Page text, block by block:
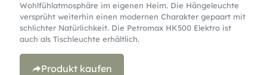
Wohlfühlatmosphäre im eigenen Heim. Die Hängeleuchte
versprüht weiterhin einen modernen Charakter gepaart mit
schlichter Natürlichkeit. Die Petromax HK500 Elektro ist
auch als Tischleuchte erhältlich.
Produkt kaufen